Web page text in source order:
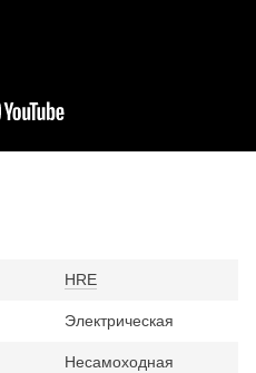
HRE
Электрическая
Несамоходная